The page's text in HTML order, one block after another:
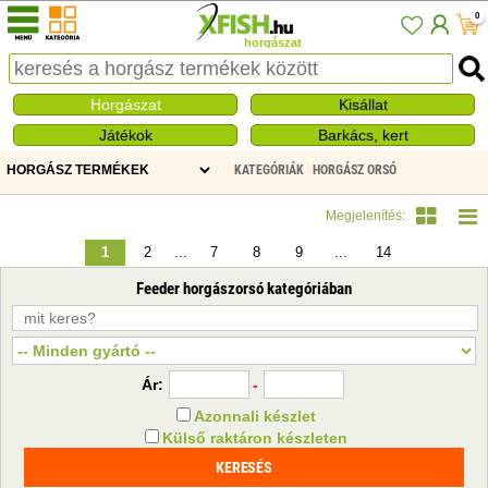
horgászat
0
Horgászat
Kisállat
Játékok
Barkács, kert
KATEGÓRIÁK HORGÁSZ ORSÓ
Megjelenítés:
1 2 ... 7 8 9 ... 14
Feeder horgászorsó kategóriában
Ár:
-
Azonnali készlet
Külső raktáron készleten